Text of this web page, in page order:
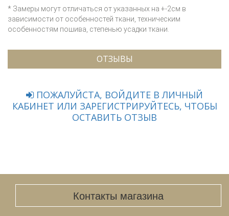
* Замеры могут отличаться от указанных на +-2см в
зависимости от особенностей ткани, техническим
особенностям пошива, степенью усадки ткани.
ОТЗЫВЫ
ПОЖАЛУЙСТА, ВОЙДИТЕ В ЛИЧНЫЙ
КАБИНЕТ ИЛИ ЗАРЕГИСТРИРУЙТЕСЬ, ЧТОБЫ
ОСТАВИТЬ ОТЗЫВ
Контакты магазина